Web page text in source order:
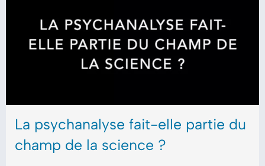
La psychanalyse fait-elle partie du
champ de la science ?